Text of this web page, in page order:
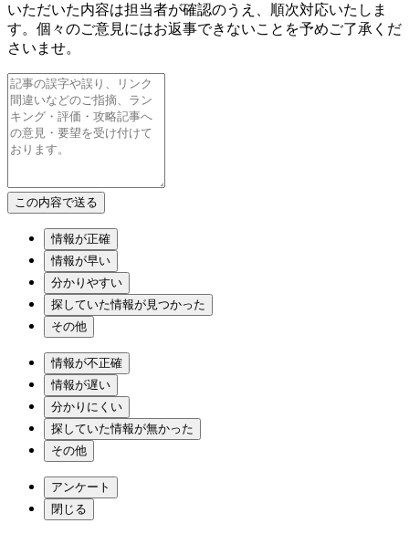
いただいた内容は担当者が確認のうえ、順次対応いたしま
す。個々のご意見にはお返事できないことを予めご了承くだ
さいませ。
情報が正確
情報が早い
分かりやすい
探していた情報が見つかった
その他
情報が不正確
情報が遅い
分かりにくい
探していた情報が無かった
その他
アンケート
閉じる